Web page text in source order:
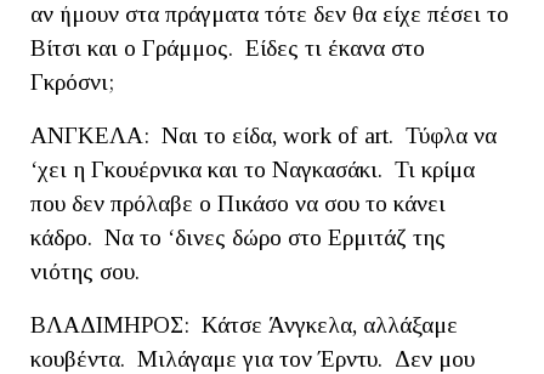
αν ήμουν στα πράγματα τότε δεν θα είχε πέσει το
Βίτσι και ο Γράμμος. Είδες τι έκανα στο
Γκρόσνι;
ΑΝΓΚΕΛΑ: Ναι το είδα, work of art. Τύφλα να
‘χει η Γκουέρνικα και το Ναγκασάκι. Τι κρίμα
που δεν πρόλαβε ο Πικάσο να σου το κάνει
κάδρο. Να το ‘δινες δώρο στο Ερμιτάζ της
νιότης σου.
ΒΛΑΔΙΜΗΡΟΣ: Κάτσε Άνγκελα, αλλάξαμε
κουβέντα. Μιλάγαμε για τον Έρντυ. Δεν μου